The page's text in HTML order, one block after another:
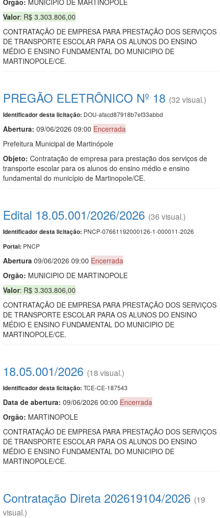
Valor: R$ 3.303.806,00
CONTRATAÇÃO DE EMPRESA PARA PRESTAÇÃO DOS SERVIÇOS
DE TRANSPORTE ESCOLAR PARA OS ALUNOS DO ENSINO
MÉDIO E ENSINO FUNDAMENTAL DO MUNICIPIO DE
MARTINOPOLE/CE.
PREGÃO ELETRÔNICO Nº 18 (32 visual.)
Identificador desta licitação: DOU-afacd87918b7ef33abbd
Abertura: 09/06/2026 09:00 Encerrada
Prefeitura Municipal de Martinópole
Objeto: Contratação de empresa para prestação dos serviços de
transporte escolar para os alunos do ensino médio e ensino
fundamental do município de Martinopole/CE.
Edital 18.05.001/2026/2026 (36 visual.)
Identificador desta licitação: PNCP-07661192000126-1-000011-2026
Portal: PNCP
Abertura 09/06/2026 09:00 Encerrada
Orgão: MUNICIPIO DE MARTINOPOLE
Valor: R$ 3.303.806,00
CONTRATAÇÃO DE EMPRESA PARA PRESTAÇÃO DOS SERVIÇOS
DE TRANSPORTE ESCOLAR PARA OS ALUNOS DO ENSINO
MÉDIO E ENSINO FUNDAMENTAL DO MUNICIPIO DE
MARTINOPOLE/CE.
18.05.001/2026 (18 visual.)
Identificador desta licitação: TCE-CE-187543
Data de abertura: 09/06/2026 00:00 Encerrada
Orgão: MARTINOPOLE
CONTRATAÇÃO DE EMPRESA PARA PRESTAÇÃO DOS SERVIÇOS
DE TRANSPORTE ESCOLAR PARA OS ALUNOS DO ENSINO
MÉDIO E ENSINO FUNDAMENTAL DO MUNICIPIO DE
MARTINOPOLE/CE.
Contratação Direta 202619104/2026 (19
visual.)